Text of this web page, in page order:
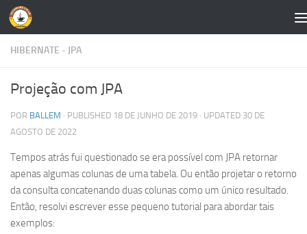
Skip to content
HIBERNATE - JPA
Projeção com JPA
POR BALLEM · PUBLISHED 18 DE JUNHO DE 2019 · UPDATED 30 DE
AGOSTO DE 2022
Tempos atrás fui questionado se era possível com JPA retornar
apenas algumas colunas de uma tabela. Ou então projetar o retorno
da consulta concatenando duas colunas como um único resultado.
Então, resolvi escrever esse pequeno tutorial para abordar tais
exemplos: